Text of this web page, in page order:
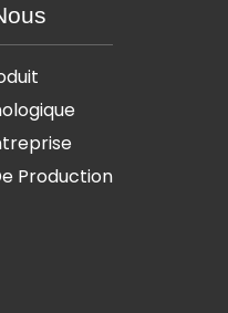
Production